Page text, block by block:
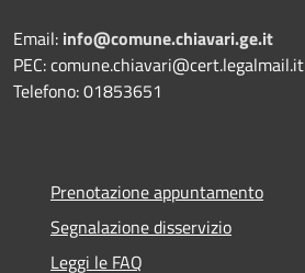
Email: info@comune.chiavari.ge.it
PEC: comune.chiavari@cert.legalmail.it
Telefono: 01853651
Prenotazione appuntamento
Segnalazione disservizio
Leggi le FAQ